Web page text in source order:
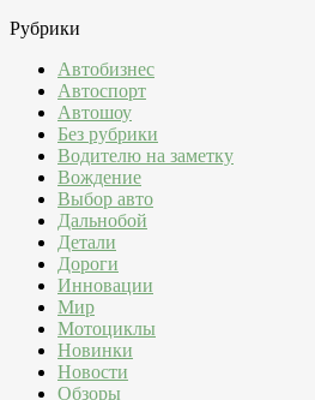
Рубрики
Автобизнес
Автоспорт
Автошоу
Без рубрики
Водителю на заметку
Вождение
Выбор авто
Дальнобой
Детали
Дороги
Инновации
Мир
Мотоциклы
Новинки
Новости
Обзоры